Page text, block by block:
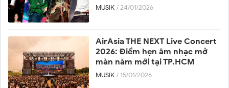
MUSIK / 24/01/2026
AirAsia THE NEXT Live Concert
2026: Điểm hẹn âm nhạc mở
màn năm mới tại TP.HCM
MUSIK / 15/01/2026